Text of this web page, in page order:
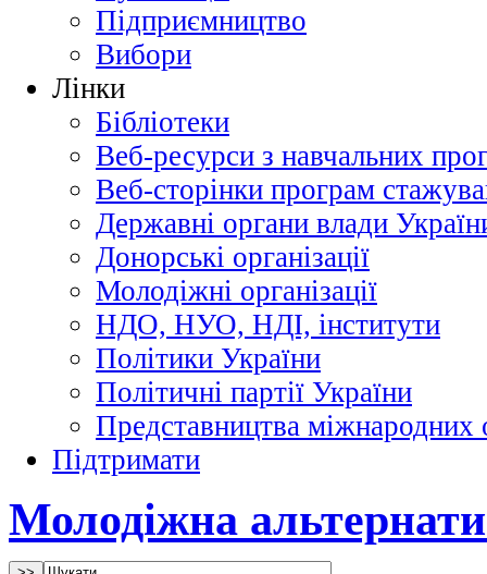
Підприємництво
Вибори
Лінки
Бібліотеки
Веб-ресурси з навчальних
Веб-сторінки програм
Державні органи влади
Донорські організації
Молодіжні організації
НДО, НУО, НДІ, інститути
Політики України
Політичні партії України
Представництва міжнародних
Підтримати
Молодіжна